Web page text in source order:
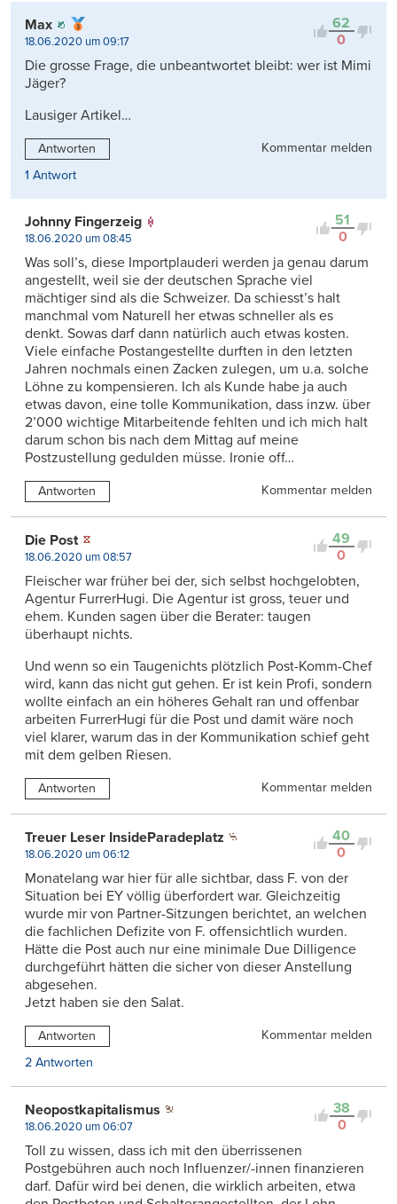
62
0
Max
18.06.2020 um 09:17
Die grosse Frage, die unbeantwortet bleibt: wer ist Mimi
Jäger?
Lausiger Artikel…
Antworten
Kommentar melden
1 Antwort
51
0
Johnny Fingerzeig
18.06.2020 um 08:45
Was soll’s, diese Importplauderi werden ja genau darum
angestellt, weil sie der deutschen Sprache viel
mächtiger sind als die Schweizer. Da schiesst’s halt
manchmal vom Naturell her etwas schneller als es
denkt. Sowas darf dann natürlich auch etwas kosten.
Viele einfache Postangestellte durften in den letzten
Jahren nochmals einen Zacken zulegen, um u.a. solche
Löhne zu kompensieren. Ich als Kunde habe ja auch
etwas davon, eine tolle Kommunikation, dass inzw. über
2’000 wichtige Mitarbeitende fehlten und ich mich halt
darum schon bis nach dem Mittag auf meine
Postzustellung gedulden müsse. Ironie off…
Antworten Kommentar melden
49
0
Die Post
18.06.2020 um 08:57
Fleischer war früher bei der, sich selbst hochgelobten,
Agentur FurrerHugi. Die Agentur ist gross, teuer und
ehem. Kunden sagen über die Berater: taugen
überhaupt nichts.
Und wenn so ein Taugenichts plötzlich Post-Komm-Chef
wird, kann das nicht gut gehen. Er ist kein Profi, sondern
wollte einfach an ein höheres Gehalt ran und offenbar
arbeiten FurrerHugi für die Post und damit wäre noch
viel klarer, warum das in der Kommunikation schief geht
mit dem gelben Riesen.
Antworten Kommentar melden
40
0
Treuer Leser InsideParadeplatz
18.06.2020 um 06:12
Monatelang war hier für alle sichtbar, dass F. von der
Situation bei EY völlig überfordert war. Gleichzeitig
wurde mir von Partner-Sitzungen berichtet, an welchen
die fachlichen Defizite von F. offensichtlich wurden.
Hätte die Post auch nur eine minimale Due Dilligence
durchgeführt hätten die sicher von dieser Anstellung
abgesehen.
Jetzt haben sie den Salat.
Antworten
Kommentar melden
2 Antworten
38
0
Neopostkapitalismus
18.06.2020 um 06:07
Toll zu wissen, dass ich mit den überrissenen
Postgebühren auch noch Influenzer/-innen finanzieren
darf. Dafür wird bei denen, die wirklich arbeiten, etwa